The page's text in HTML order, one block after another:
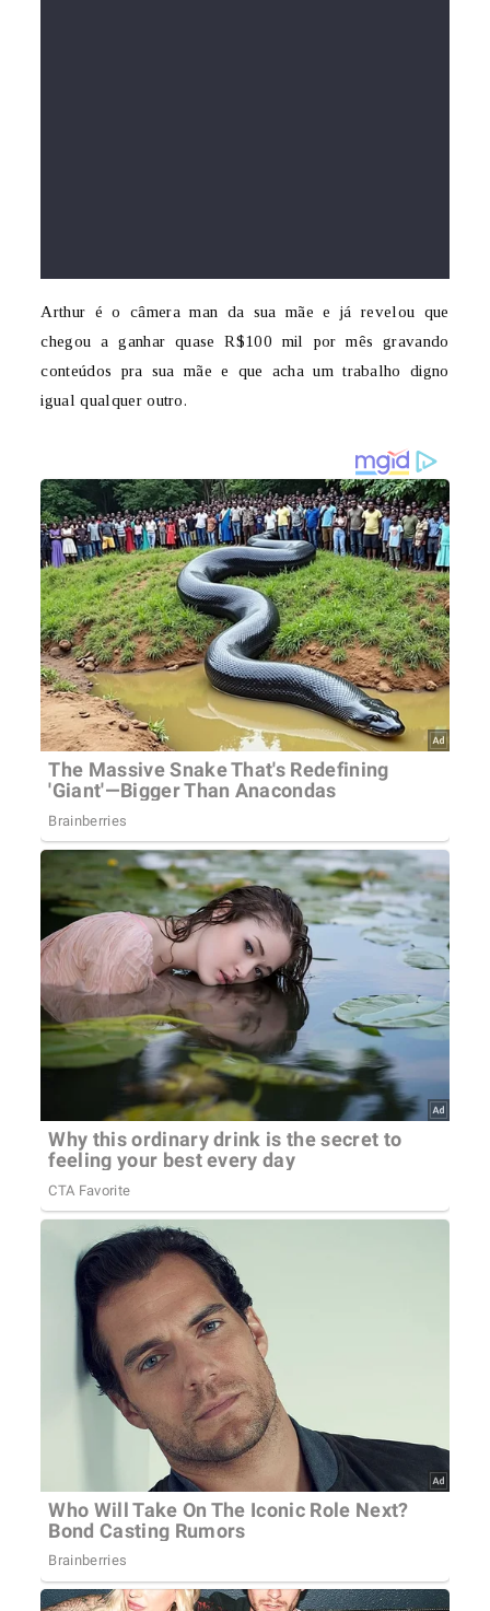
Arthur é o câmera man da sua mãe e já revelou que
chegou a ganhar quase R$100 mil por mês gravando
conteúdos pra sua mãe e que acha um trabalho digno
igual qualquer outro.